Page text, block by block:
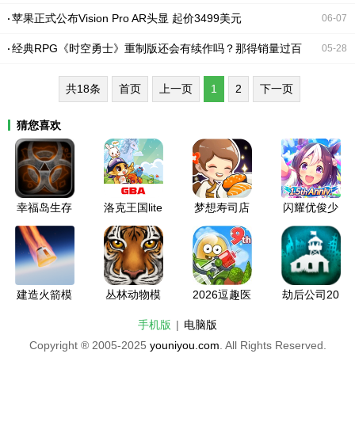
06-07
苹果正式公布Vision Pro AR头显 起价3499美元
05-28
经典RPG《时空勇士》重制版还会有续作吗？那得销量过百
共18条
首页 上一页 1 2 下一页
猜您喜欢
幸福岛生存
中文无限材
料版2026
洛克王国lite
版安卓下载
梦想寿司店
破解版2026
全新版本
闪耀优俊少
女台服官网
入口下载安
装
建造火箭模
26
丛林动物模
锁版2026
2026逗趣医
无限钻石下
劫后公司20
手机版 | 电脑版
Copyright ® 2005-2025 youniyou.com . All Rights Reserved.